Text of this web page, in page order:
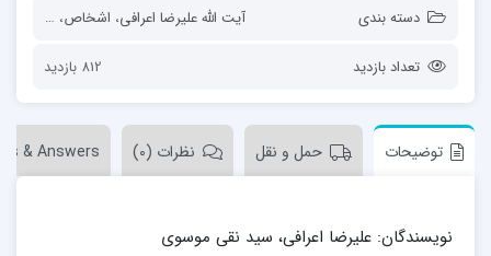
دسته بندی آیت الله علیرضا اعرافی، اشخاص، فعالان
تعداد بازدید 812 بازدید
توضیحات حمل و نقل نظرات (0) & Answers
نویسندگان: علیرضا اعرافی، سید نقی موسوی